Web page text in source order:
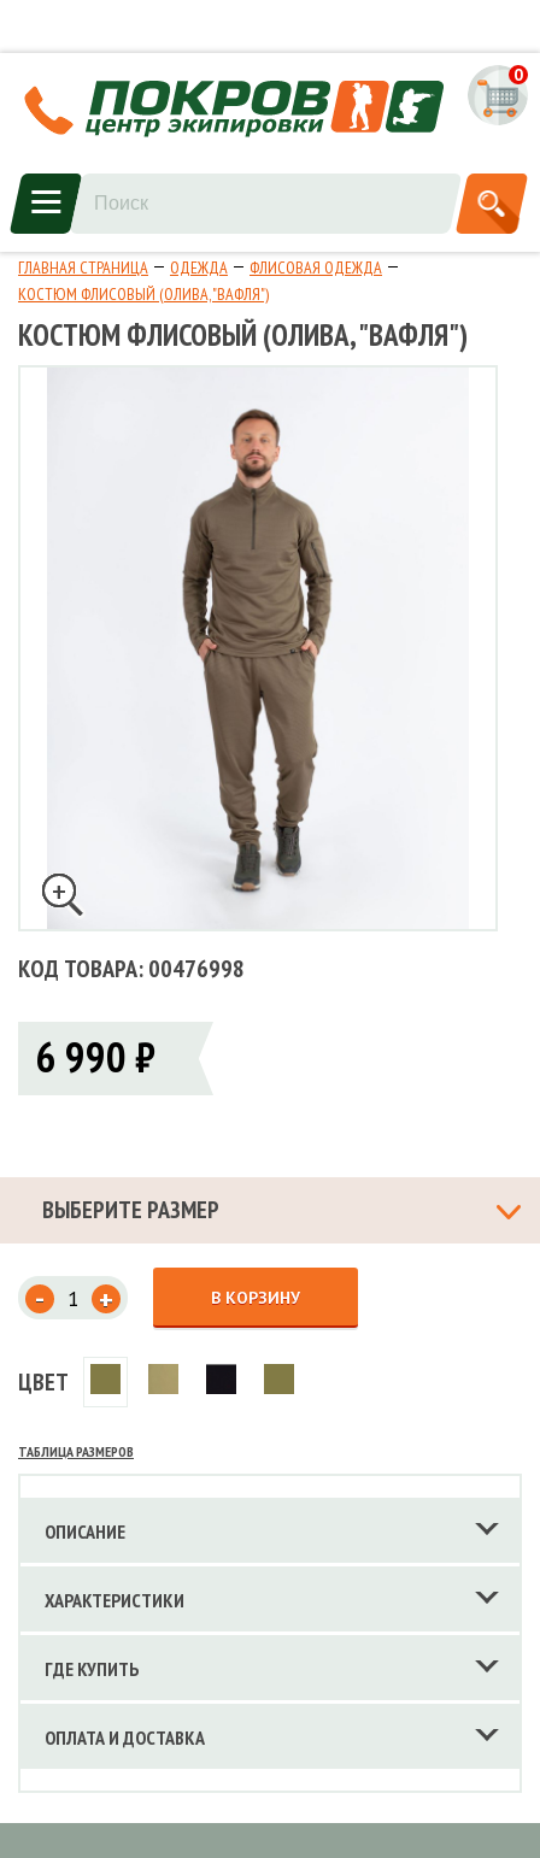
0
ГЛАВНАЯ СТРАНИЦА ОДЕЖДА
ФЛИСОВАЯ ОДЕЖДА
КОСТЮМ ФЛИСОВЫЙ (ОЛИВА, "ВАФЛЯ")
КОСТЮМ ФЛИСОВЫЙ (ОЛИВА, "ВАФЛЯ")
КОД ТОВАРА: 00476998
6 990 ₽
ВЫБЕРИТЕ РАЗМЕР
- + В КОРЗИНУ
ЦВЕТ
ТАБЛИЦА РАЗМЕРОВ
ОПИСАНИЕ
ХАРАКТЕРИСТИКИ
ГДЕ КУПИТЬ
ОПЛАТА И ДОСТАВКА